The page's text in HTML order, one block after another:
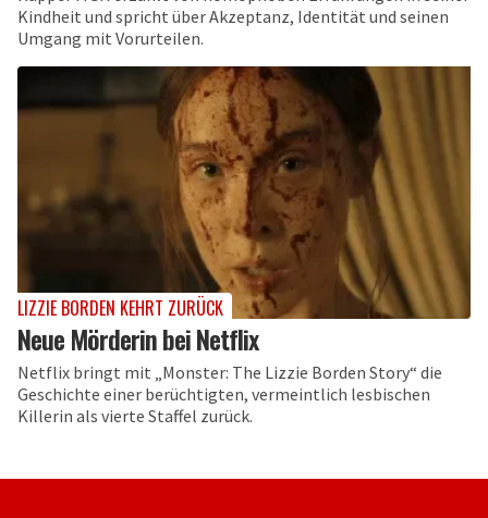
Kindheit und spricht über Akzeptanz, Identität und seinen
Umgang mit Vorurteilen.
LIZZIE BORDEN KEHRT ZURÜCK
Neue Mörderin bei Netflix
Netflix bringt mit „Monster: The Lizzie Borden Story“ die
Geschichte einer berüchtigten, vermeintlich lesbischen
Killerin als vierte Staffel zurück.